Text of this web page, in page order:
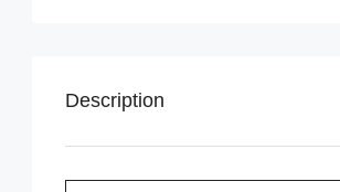
Description